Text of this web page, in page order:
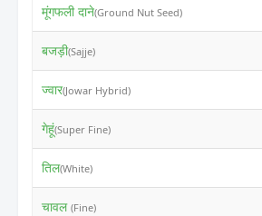
मूंगफली दाने(Ground Nut Seed)
बजड़ी(Sajje)
ज्वार(Jowar Hybrid)
गेहूं(Super Fine)
तिल(White)
चावल (Fine)